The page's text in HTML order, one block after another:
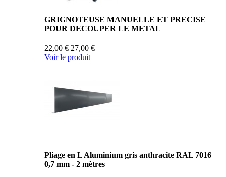
GRIGNOTEUSE MANUELLE ET PRECISE
POUR DECOUPER LE METAL
22,00 € 27,00 €
Voir le produit
Pliage en L Aluminium gris anthracite RAL 7016
0,7 mm - 2 mètres